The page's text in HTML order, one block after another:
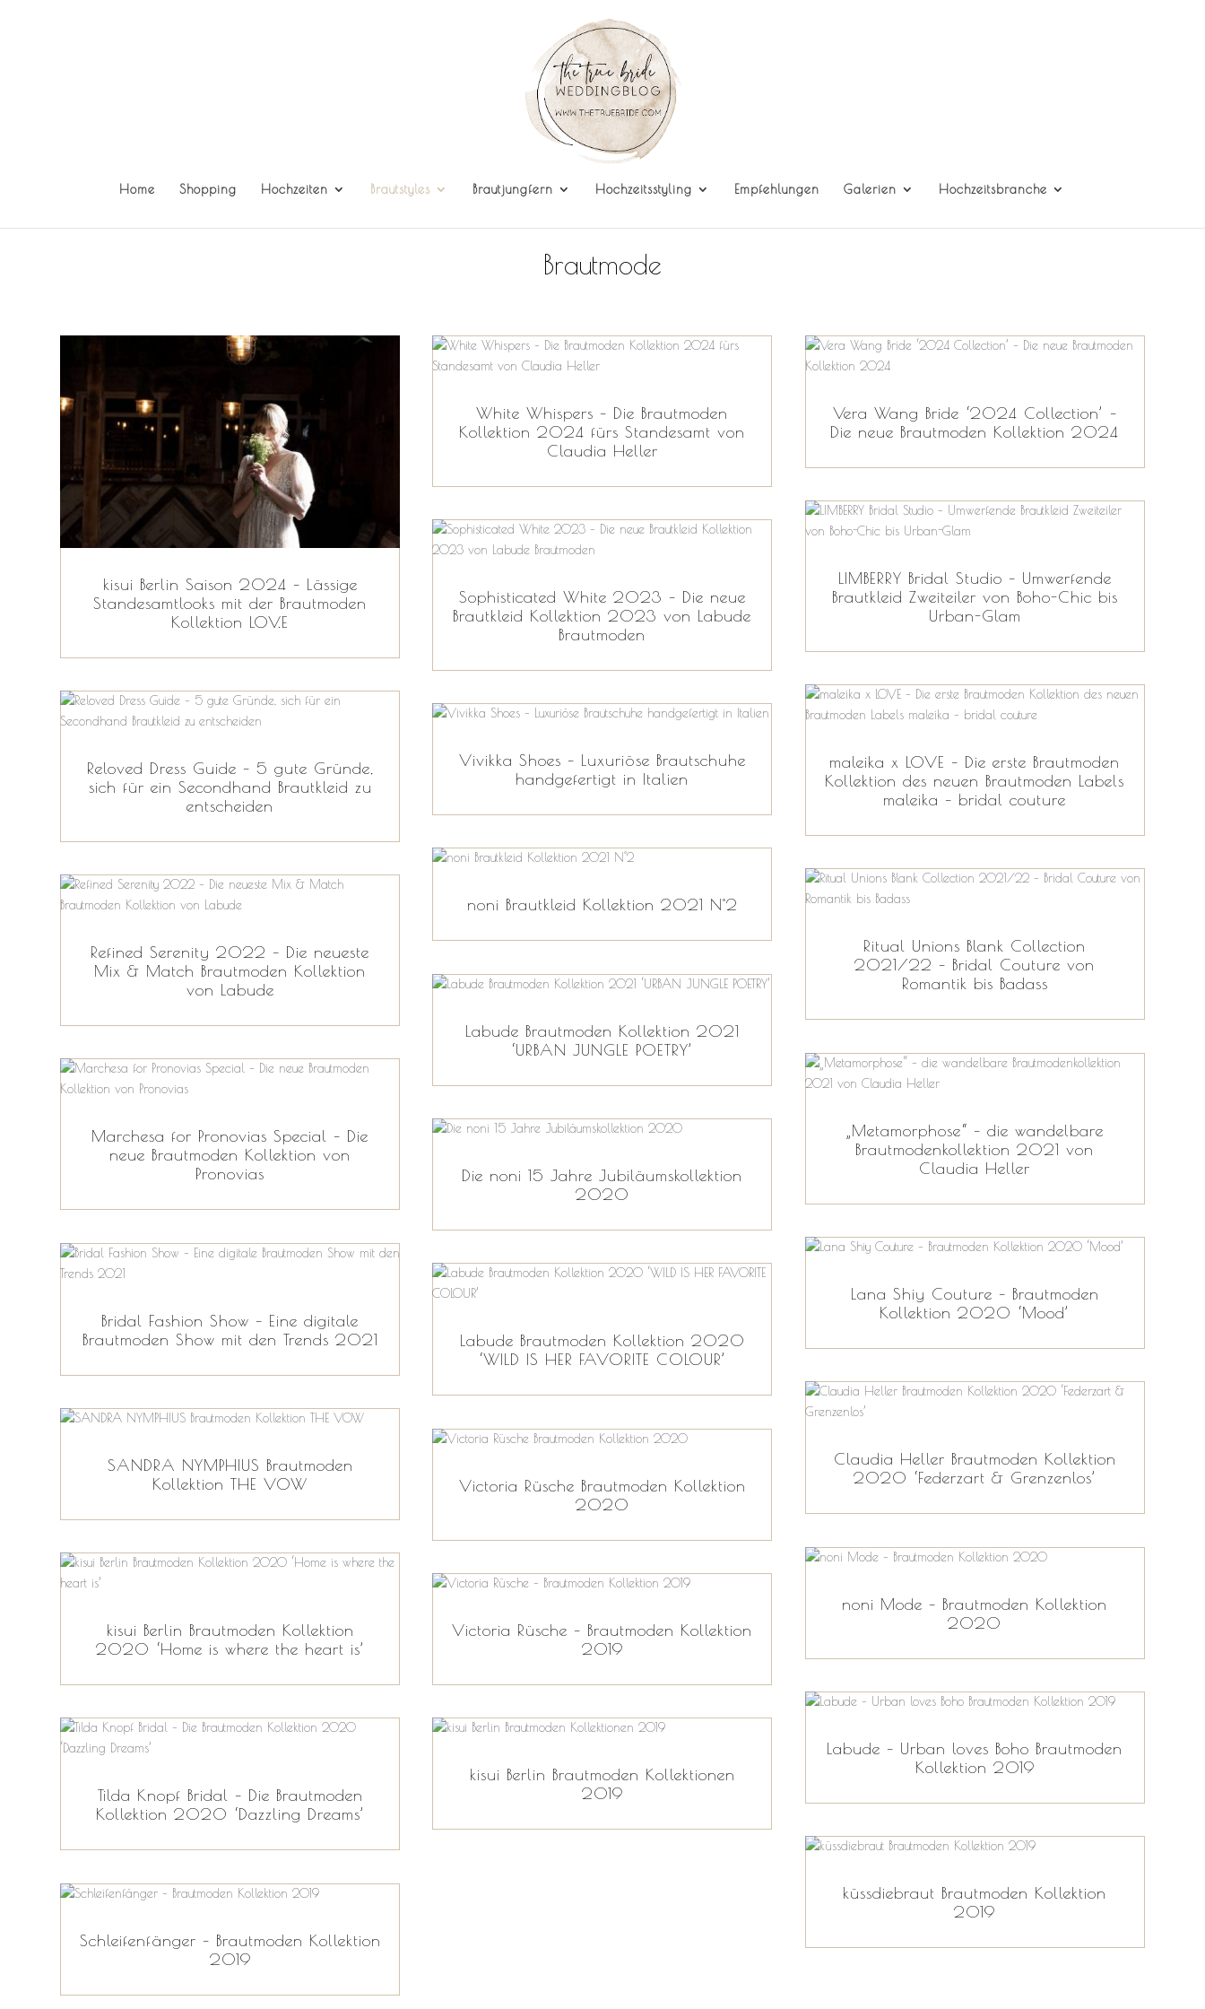
Home Shopping Hochzeiten Brautstyles Brautjungfern Hochzeitsstyling Empfehlungen Galerien Hochzeitsbranche
Brautmode
kisui Berlin Saison 2024 – Lässige
Standesamtlooks mit der Brautmoden
Kollektion LOV.E
Reloved Dress Guide – 5 gute Gründe,
sich für ein Secondhand Brautkleid zu
entscheiden
Refined Serenity 2022 – Die neueste
Mix & Match Brautmoden Kollektion
von Labude
Marchesa for Pronovias Special – Die
neue Brautmoden Kollektion von
Pronovias
Bridal Fashion Show – Eine digitale
Brautmoden Show mit den Trends 2021
SANDRA NYMPHIUS Brautmoden
Kollektion THE VOW
kisui Berlin Brautmoden Kollektion
2020 ‘Home is where the heart is’
Tilda Knopf Bridal – Die Brautmoden
Kollektion 2020 ‘Dazzling Dreams’
Schleifenfänger – Brautmoden Kollektion
2019
White Whispers – Die Brautmoden
Kollektion 2024 fürs Standesamt von
Claudia Heller
Sophisticated White 2023 – Die neue
Brautkleid Kollektion 2023 von Labude
Brautmoden
Vivikka Shoes – Luxuriöse Brautschuhe
handgefertigt in Italien
noni Brautkleid Kollektion 2021 N°2
Labude Brautmoden Kollektion 2021
‘URBAN JUNGLE POETRY’
Die noni 15 Jahre Jubiläumskollektion
2020
Labude Brautmoden Kollektion 2020
‘WILD IS HER FAVORITE COLOUR’
Victoria Rüsche Brautmoden Kollektion
2020
Victoria Rüsche – Brautmoden Kollektion
2019
kisui Berlin Brautmoden Kollektionen
2019
Vera Wang Bride ‘2024 Collection’ –
Die neue Brautmoden Kollektion 2024
LIMBERRY Bridal Studio – Umwerfende
Brautkleid Zweiteiler von Boho-Chic bis
Urban-Glam
maleika x LOVE – Die erste Brautmoden
Kollektion des neuen Brautmoden Labels
maleika – bridal couture
Ritual Unions Blank Collection
2021/22 – Bridal Couture von
Romantik bis Badass
„Metamorphose“ – die wandelbare
Brautmodenkollektion 2021 von
Claudia Heller
Lana Shiy Couture – Brautmoden
Kollektion 2020 ‘Mood’
Claudia Heller Brautmoden Kollektion
2020 ‘Federzart & Grenzenlos’
noni Mode – Brautmoden Kollektion
2020
Labude – Urban loves Boho Brautmoden
Kollektion 2019
küssdiebraut Brautmoden Kollektion
2019